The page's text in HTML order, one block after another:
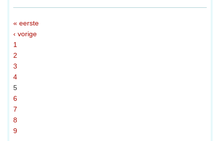
« eerste
‹ vorige
1
2
3
4
5
6
7
8
9